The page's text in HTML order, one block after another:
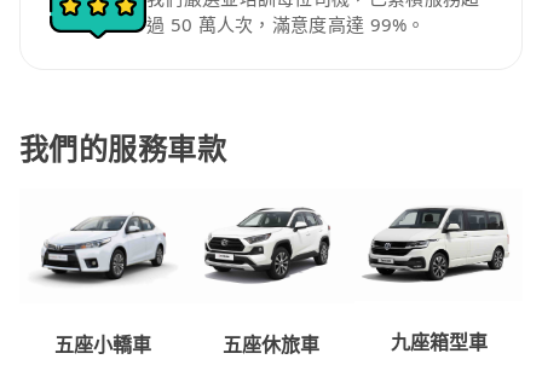
過 50 萬人次，滿意度高達 99%。
我們的服務車款
五座小轎車
五座休旅車
九座箱型車